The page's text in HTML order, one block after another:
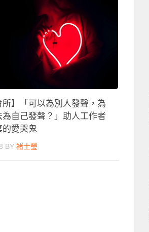
所】「可以為別人發聲，為
自己發聲？」助人工作者
的愛哭鬼
BY 褚士瑩